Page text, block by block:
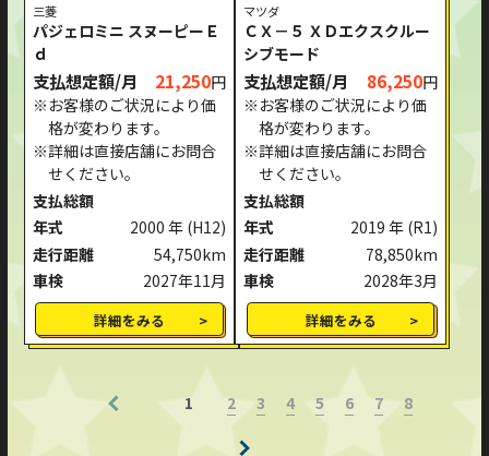
三菱
パジェロミニ スヌーピーＥ
ｄ
支払想定額/月 21,250円
※お客様のご状況により価
格が変わります。
※詳細は直接店舗にお問合
せください。
支払総額
年式
2000 年 (H12)
走行距離
54,750km
車検
2027年11月
詳細をみる
マツダ
ＣＸ－５ ＸＤエクスクルー
シブモード
支払想定額/月 86,250円
※お客様のご状況により価
格が変わります。
※詳細は直接店舗にお問合
せください。
支払総額
年式
2019 年 (R1)
走行距離
78,850km
車検
2028年3月
詳細をみる
1 2 3 4 5 6 7 8